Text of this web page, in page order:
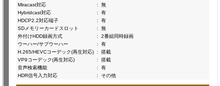
Miracast対応
:
無
Hybridcast対応
:
有
HDCP2.2対応端子
:
有
SDメモリーカードスロット
:
無
外付けHDD録画方式
:
2番組同時録画
ウーハー/サブウーハー
:
有
H.265/HEVCコーデック(再生対応) :
搭載
VP9コーデック(再生対応)
:
搭載
音声検索機能
:
有
HDR信号入力対応
: その他